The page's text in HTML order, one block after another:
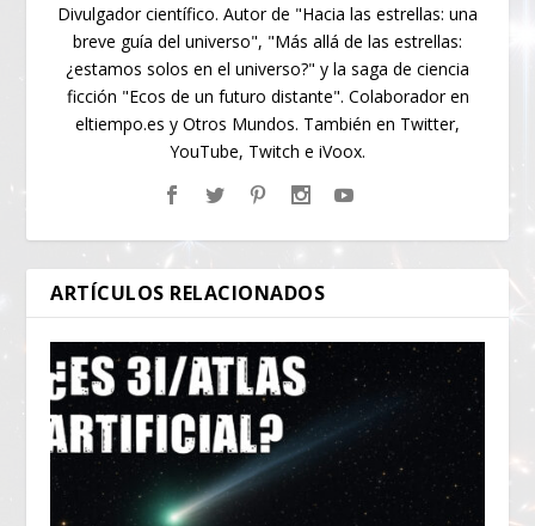
Divulgador científico. Autor de "Hacia las estrellas: una
breve guía del universo", "Más allá de las estrellas:
¿estamos solos en el universo?" y la saga de ciencia
ficción "Ecos de un futuro distante". Colaborador en
eltiempo.es y Otros Mundos. También en Twitter,
YouTube, Twitch e iVoox.
ARTÍCULOS RELACIONADOS